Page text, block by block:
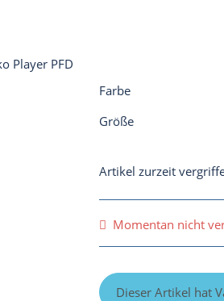
Farbe
Größe
Artikel zurzeit
Momentan nicht
x
Dieser Artikel hat